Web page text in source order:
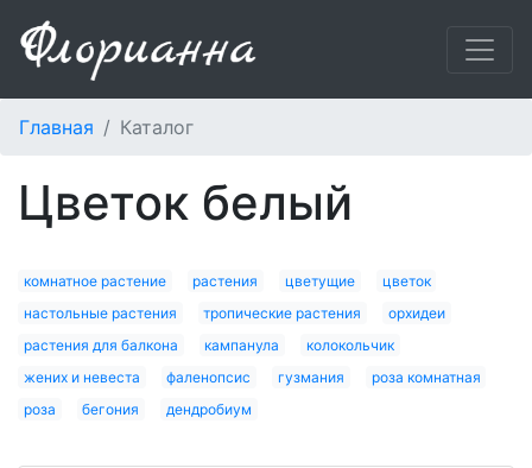
Главная Каталог
цветок белый
комнатное растение растения цветущие
цветок
настольные растения
тропические растения
орхидеи
растения для балкона
кампанула
колокольчик
жених и невеста
фаленопсис гузмания
роза комнатная
роза
бегония дендробиум